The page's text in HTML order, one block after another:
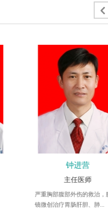
李宁博
副主任医师
胸、腹严重复合伤，肺部、
肿瘤，甲状腺，乳腺，肝...